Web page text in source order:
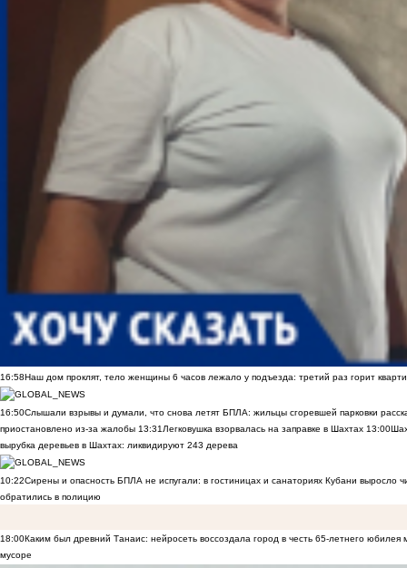
16:58Наш дом проклят, тело женщины 6 часов лежало у подъезда: третий раз горит
16:50Слышали взрывы и думали, что снова летят БПЛА: жильцы сгоревшей парковки
приостановлено из-за жалобы 13:31 Легковушка взорвалась на заправке в Шахтах 13:00
вырубка деревьев в Шахтах: ликвидируют 243 дерева
10:22Сирены и опасность БПЛА не испугали: в гостиницах и санаториях Кубани выросло
обратились в полицию
18:00Каким был древний Танаис: нейросеть воссоздала город в честь 65-летнего юбилея
мусоре